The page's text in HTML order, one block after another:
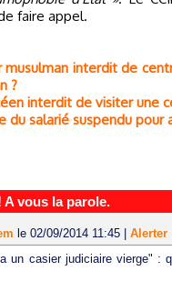
faire appel.
musulman interdit de
?
interdit de visiter une
du salarié suspendu pour
A vous la parole.
le 02/09/2014 11:45
Alerter
un casier judiciaire vierge" :